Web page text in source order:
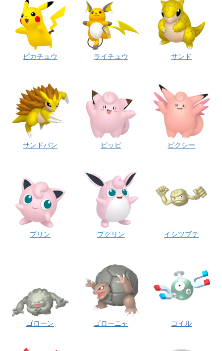
ピカチュウ ライチュウ サンド
サンドパン ピッピ ピクシー
プリン プクリン イシツブテ
ゴローン ゴローニャ コイル